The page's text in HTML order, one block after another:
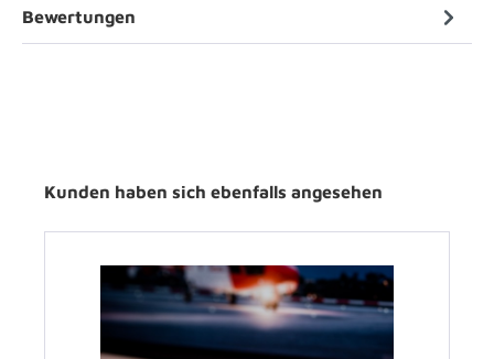
Bewertungen
Kunden haben sich ebenfalls angesehen